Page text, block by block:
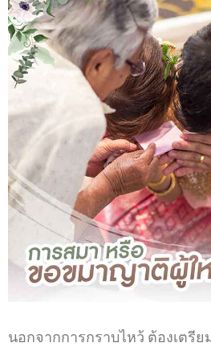
นอกจากการกราบไหว้ ต้องเตรี